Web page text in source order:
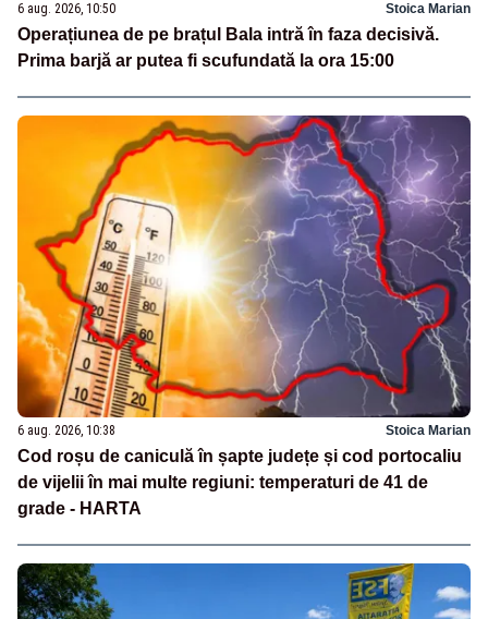
6 aug. 2026, 10:50 Stoica Marian
Operațiunea de pe brațul Bala intră în faza decisivă.
Prima barjă ar putea fi scufundată la ora 15:00
6 aug. 2026, 10:38 Stoica Marian
Cod roșu de caniculă în șapte județe și cod portocaliu
de vijelii în mai multe regiuni: temperaturi de 41 de
grade - HARTA